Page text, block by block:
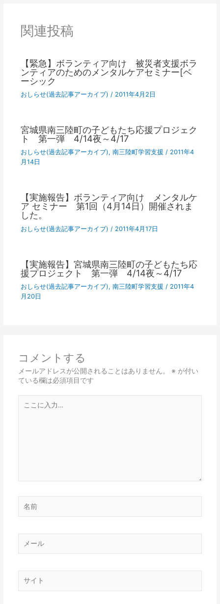
関連投稿
【緊急】ボランティア向け 被災者支援ボラ
ンティアのためのメンタルケアセミナー[ベ
ーシック
おしらせ(過去記事アーカイブ) / 2011年4月2日
宮城県南三陸町の子どもたち応援プロジェク
ト 第一弾 4/14夜～4/17
おしらせ(過去記事アーカイブ), 南三陸町学習支援 / 2011年4
月14日
【実施報告】ボランティア向け メンタルケ
ア セミナー 第1回（4月14日）開催されま
した。
おしらせ(過去記事アーカイブ) / 2011年4月17日
【実施報告】宮城県南三陸町の子どもたち応
援プロジェクト 第一弾 4/14夜～4/17
おしらせ(過去記事アーカイブ), 南三陸町学習支援 / 2011年4
月20日
コメントする
メールアドレスが公開されることはありません。 ※ が付い
ている欄は必須項目です
前
ー
ル
ト